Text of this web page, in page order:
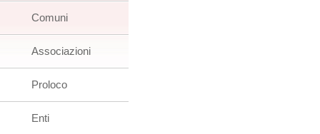
Comuni
Associazioni
Proloco
Enti